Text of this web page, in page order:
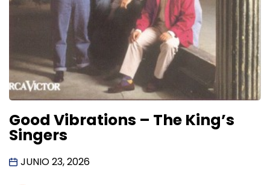
Good Vibrations – The King’s
Singers
JUNIO 23, 2026